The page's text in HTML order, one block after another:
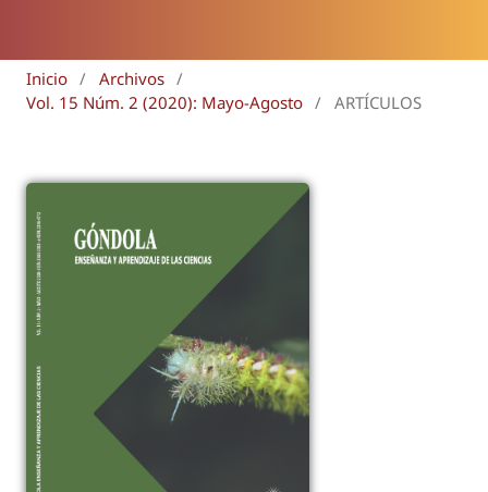
Inicio / Archivos /
Vol. 15 Núm. 2 (2020): Mayo-Agosto / ARTÍCULOS